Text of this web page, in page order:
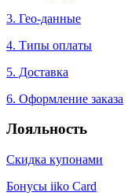
3. Гео-данные
4. Типы оплаты
5. Доставка
6. Оформление заказа
Лояльность
Скидка купонами
Бонусы iiko Card